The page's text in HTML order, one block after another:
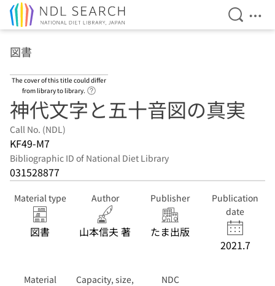
Open
図書
The cover of this title could differ
from library to library.
神代文字と五十音図の真実
Call No. (NDL)
KF49-M7
Bibliographic ID of National Diet Library
031528877
Material type
図書
Author
山本信夫 著
Publisher
たま出版
Publication
date
2021.7
Material
Capacity, size,
NDC